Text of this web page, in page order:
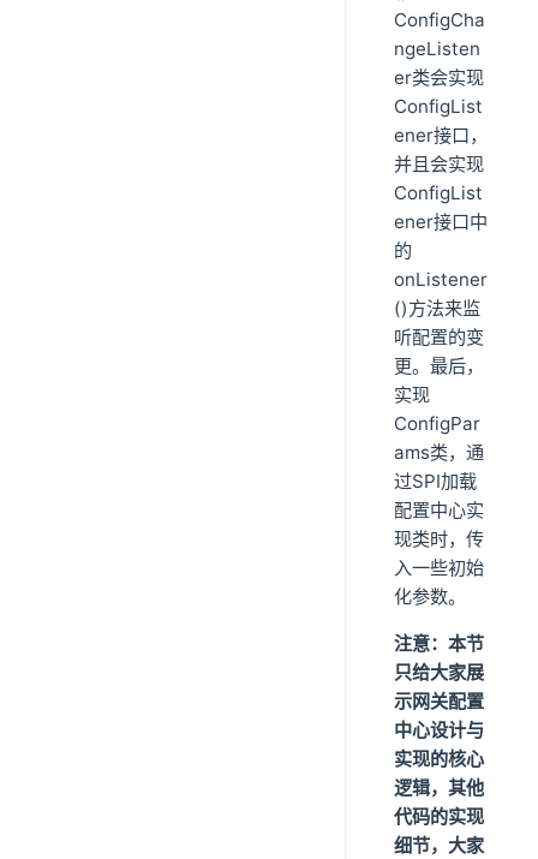
ConfigCha
ngeListen
er类会实现
ConfigList
ener接口，
并且会实现
ConfigList
ener接口中
的
onListener
()方法来监
听配置的变
更。最后，
实现
ConfigPar
ams类，通
过SPI加载
配置中心实
现类时，传
入一些初始
化参数。
注意：本节
只给大家展
示网关配置
中心设计与
实现的核心
逻辑，其他
代码的实现
细节，大家